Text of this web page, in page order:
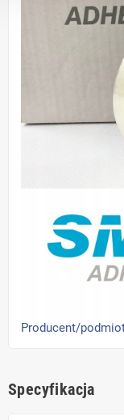
Producent/
Specyfikacja